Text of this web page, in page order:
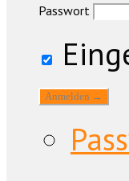
Passwort